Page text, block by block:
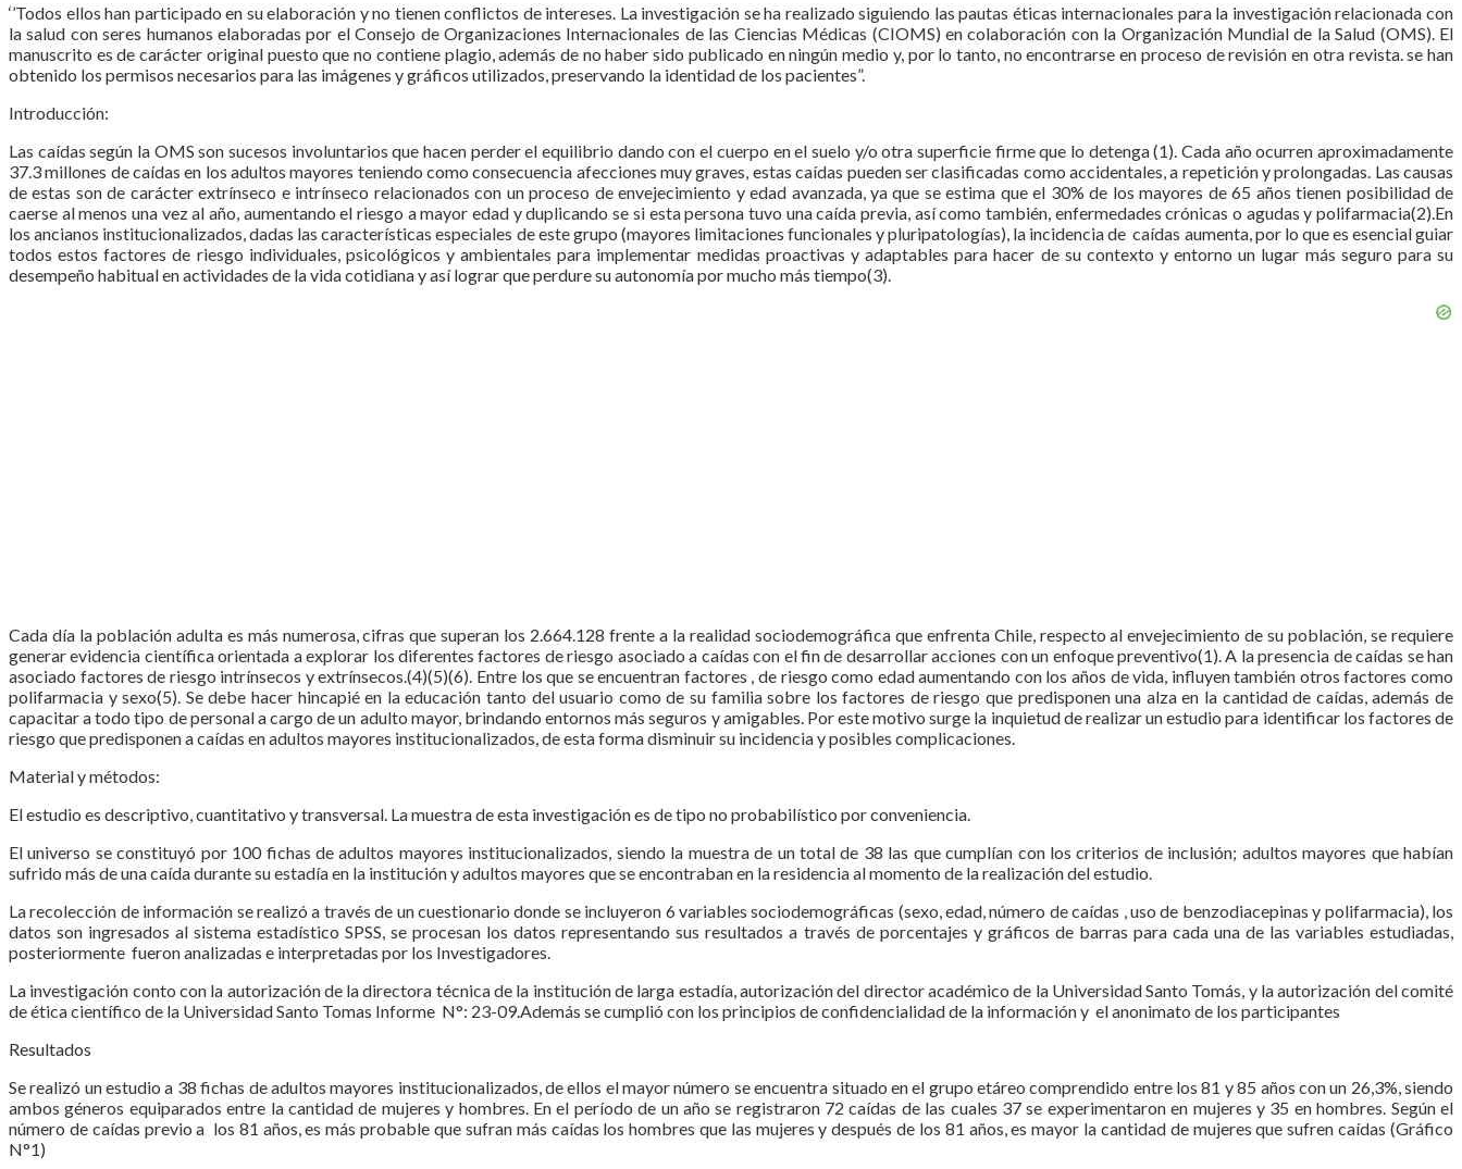
‘’Todos ellos han participado en su elaboración y no tienen conflictos de intereses. La investigación se ha realizado siguiendo las pautas éticas internacionales para la investigación relacionada con
la salud con seres humanos elaboradas por el Consejo de Organizaciones Internacionales de las Ciencias Médicas (CIOMS) en colaboración con la Organización Mundial de la Salud (OMS). El
manuscrito es de carácter original puesto que no contiene plagio, además de no haber sido publicado en ningún medio y, por lo tanto, no encontrarse en proceso de revisión en otra revista. se han
obtenido los permisos necesarios para las imágenes y gráficos utilizados, preservando la identidad de los pacientes”.
Introducción:
Las caídas según la OMS son sucesos involuntarios que hacen perder el equilibrio dando con el cuerpo en el suelo y/o otra superficie firme que lo detenga (1). Cada año ocurren aproximadamente
37.3 millones de caídas en los adultos mayores teniendo como consecuencia afecciones muy graves, estas caídas pueden ser clasificadas como accidentales, a repetición y prolongadas. Las causas
de estas son de carácter extrínseco e intrínseco relacionados con un proceso de envejecimiento y edad avanzada, ya que se estima que el 30% de los mayores de 65 años tienen posibilidad de
caerse al menos una vez al año, aumentando el riesgo a mayor edad y duplicando se si esta persona tuvo una caída previa, así como también, enfermedades crónicas o agudas y polifarmacia(2).En
los ancianos institucionalizados, dadas las características especiales de este grupo (mayores limitaciones funcionales y pluripatologías), la incidencia de caídas aumenta, por lo que es esencial guiar
todos estos factores de riesgo individuales, psicológicos y ambientales para implementar medidas proactivas y adaptables para hacer de su contexto y entorno un lugar más seguro para su
desempeño habitual en actividades de la vida cotidiana y así lograr que perdure su autonomía por mucho más tiempo(3).
Cada día la población adulta es más numerosa, cifras que superan los 2.664.128 frente a la realidad sociodemográfica que enfrenta Chile, respecto al envejecimiento de su población, se requiere
generar evidencia científica orientada a explorar los diferentes factores de riesgo asociado a caídas con el fin de desarrollar acciones con un enfoque preventivo(1). A la presencia de caídas se han
asociado factores de riesgo intrínsecos y extrínsecos.(4)(5)(6). Entre los que se encuentran factores , de riesgo como edad aumentando con los años de vida, influyen también otros factores como
polifarmacia y sexo(5). Se debe hacer hincapié en la educación tanto del usuario como de su familia sobre los factores de riesgo que predisponen una alza en la cantidad de caídas, además de
capacitar a todo tipo de personal a cargo de un adulto mayor, brindando entornos más seguros y amigables. Por este motivo surge la inquietud de realizar un estudio para identificar los factores de
riesgo que predisponen a caídas en adultos mayores institucionalizados, de esta forma disminuir su incidencia y posibles complicaciones.
Material y métodos:
El estudio es descriptivo, cuantitativo y transversal. La muestra de esta investigación es de tipo no probabilístico por conveniencia.
El universo se constituyó por 100 fichas de adultos mayores institucionalizados, siendo la muestra de un total de 38 las que cumplían con los criterios de inclusión; adultos mayores que habían
sufrido más de una caída durante su estadía en la institución y adultos mayores que se encontraban en la residencia al momento de la realización del estudio.
La recolección de información se realizó a través de un cuestionario donde se incluyeron 6 variables sociodemográficas (sexo, edad, número de caídas , uso de benzodiacepinas y polifarmacia), los
datos son ingresados al sistema estadístico SPSS, se procesan los datos representando sus resultados a través de porcentajes y gráficos de barras para cada una de las variables estudiadas,
posteriormente fueron analizadas e interpretadas por los Investigadores.
La investigación conto con la autorización de la directora técnica de la institución de larga estadía, autorización del director académico de la Universidad Santo Tomás, y la autorización del comité
de ética científico de la Universidad Santo Tomas Informe N°: 23-09.Además se cumplió con los principios de confidencialidad de la información y el anonimato de los participantes
Resultados
Se realizó un estudio a 38 fichas de adultos mayores institucionalizados, de ellos el mayor número se encuentra situado en el grupo etáreo comprendido entre los 81 y 85 años con un 26,3%, siendo
ambos géneros equiparados entre la cantidad de mujeres y hombres. En el período de un año se registraron 72 caídas de las cuales 37 se experimentaron en mujeres y 35 en hombres. Según el
número de caídas previo a los 81 años, es más probable que sufran más caídas los hombres que las mujeres y después de los 81 años, es mayor la cantidad de mujeres que sufren caídas (Gráfico
N°1)